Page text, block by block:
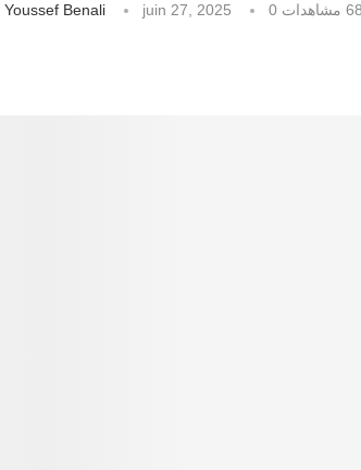
Youssef Benali juin 27, 2025 مشاهدات